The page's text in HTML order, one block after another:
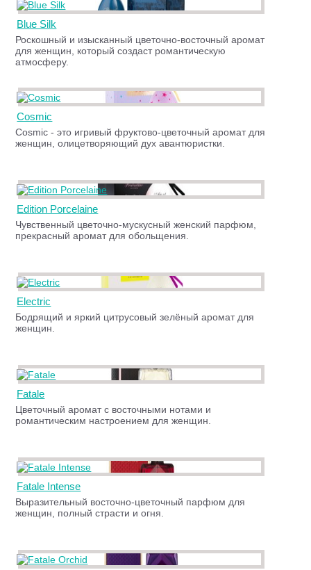
Blue Silk
Роскошный и изысканный цветочно-восточный аромат
для женщин, который создаст романтическую
атмосферу.
Cosmic
Cosmic - это игривый фруктово-цветочный аромат для
женщин, олицетворяющий дух авантюристки.
Edition Porcelaine
Чувственный цветочно-мускусный женский парфюм,
прекрасный аромат для обольщения.
Electric
Бодрящий и яркий цитрусовый зелёный аромат для
женщин.
Fatale
Цветочный аромат с восточными нотами и
романтическим настроением для женщин.
Fatale Intense
Выразительный восточно-цветочный парфюм для
женщин, полный страсти и огня.